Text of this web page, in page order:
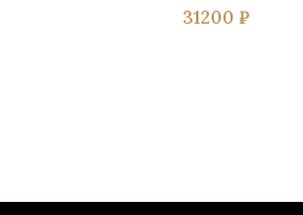
31200 ₽